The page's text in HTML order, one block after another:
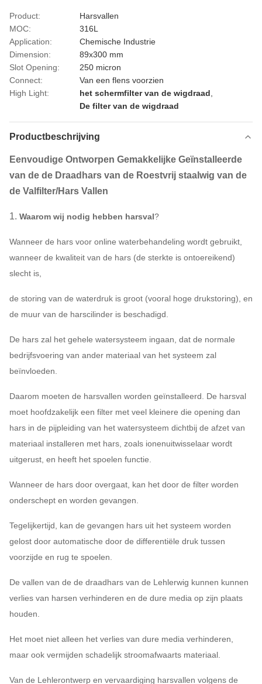
Product:
Harsvallen
MOC:
316L
Application:
Chemische Industrie
Dimension:
89x300 mm
Slot Opening:
250 micron
Connect:
Van een flens voorzien
High Light:
het schermfilter van de wigdraad
De filter van de wigdraad
Productbeschrijving
Eenvoudige Ontworpen Gemakkelijke Geïnstalleerde
van de de Draadhars van de Roestvrij staalwig van de
de Valfilter/Hars Vallen
1. Waarom wij nodig hebben harsval?
Wanneer de hars voor online waterbehandeling wordt gebruikt,
wanneer de kwaliteit van de hars (de sterkte is ontoereikend)
slecht is,
de storing van de waterdruk is groot (vooral hoge drukstoring), en
de muur van de harscilinder is beschadigd.
De hars zal het gehele watersysteem ingaan, dat de normale
bedrijfsvoering van ander materiaal van het systeem zal
beïnvloeden.
Daarom moeten de harsvallen worden geïnstalleerd. De harsval
moet hoofdzakelijk een filter met veel kleinere die opening dan
hars in de pijpleiding van het watersysteem dichtbij de afzet van
materiaal installeren met hars, zoals ionenuitwisselaar wordt
uitgerust, en heeft het spoelen functie.
Wanneer de hars door overgaat, kan het door de filter worden
onderschept en worden gevangen.
Tegelijkertijd, kan de gevangen hars uit het systeem worden
gelost door automatische door de differentiële druk tussen
voorzijde en rug te spoelen.
De vallen van de de draadhars van de Lehlerwig kunnen kunnen
verlies van harsen verhinderen en de dure media op zijn plaats
houden.
Het moet niet alleen het verlies van dure media verhinderen,
maar ook vermijden schadelijk stroomafwaarts materiaal.
Van de Lehlerontwerp en vervaardiging harsvallen volgens de